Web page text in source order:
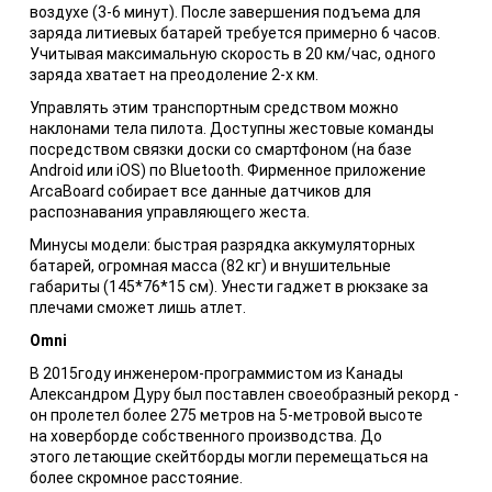
воздухе (3-6 минут). После завершения подъема для
заряда литиевых батарей требуется примерно 6 часов.
Учитывая максимальную скорость в 20 км/час, одного
заряда хватает на преодоление 2-х км.
Управлять этим транспортным средством можно
наклонами тела пилота. Доступны жестовые команды
посредством связки доски со смартфоном (на базе
Android или iOS) по Bluetooth. Фирменное приложение
ArcaBoard собирает все данные датчиков для
распознавания управляющего жеста.
Минусы модели: быстрая разрядка аккумуляторных
батарей, огромная масса (82 кг) и внушительные
габариты (145*76*15 см). Унести гаджет в рюкзаке за
плечами сможет лишь атлет.
Omni
В 2015году инженером-программистом из Канады
Александром Дуру был поставлен своеобразный рекорд -
он пролетел более 275 метров на 5-метровой высоте
на ховерборде собственного производства. До
этого летающие скейтборды могли перемещаться на
более скромное расстояние.